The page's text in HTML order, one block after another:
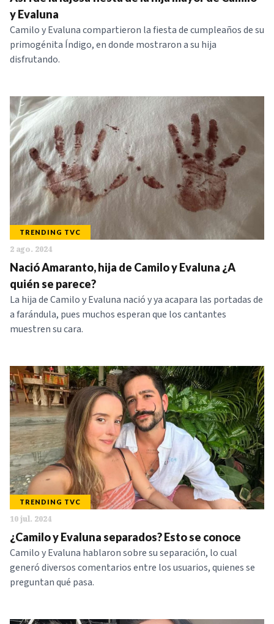
SERIES
y Evaluna
Camilo y Evaluna compartieron la fiesta de cumpleaños de su
primogénita Índigo, en donde mostraron a su hija
disfrutando.
TRENDING TVC
2 ago. 2024
Nació Amaranto, hija de Camilo y Evaluna ¿A
quién se parece?
La hija de Camilo y Evaluna nació y ya acapara las portadas de
a farándula, pues muchos esperan que los cantantes
muestren su cara.
TRENDING TVC
10 jul. 2024
¿Camilo y Evaluna separados? Esto se conoce
Camilo y Evaluna hablaron sobre su separación, lo cual
generó diversos comentarios entre los usuarios, quienes se
preguntan qué pasa.